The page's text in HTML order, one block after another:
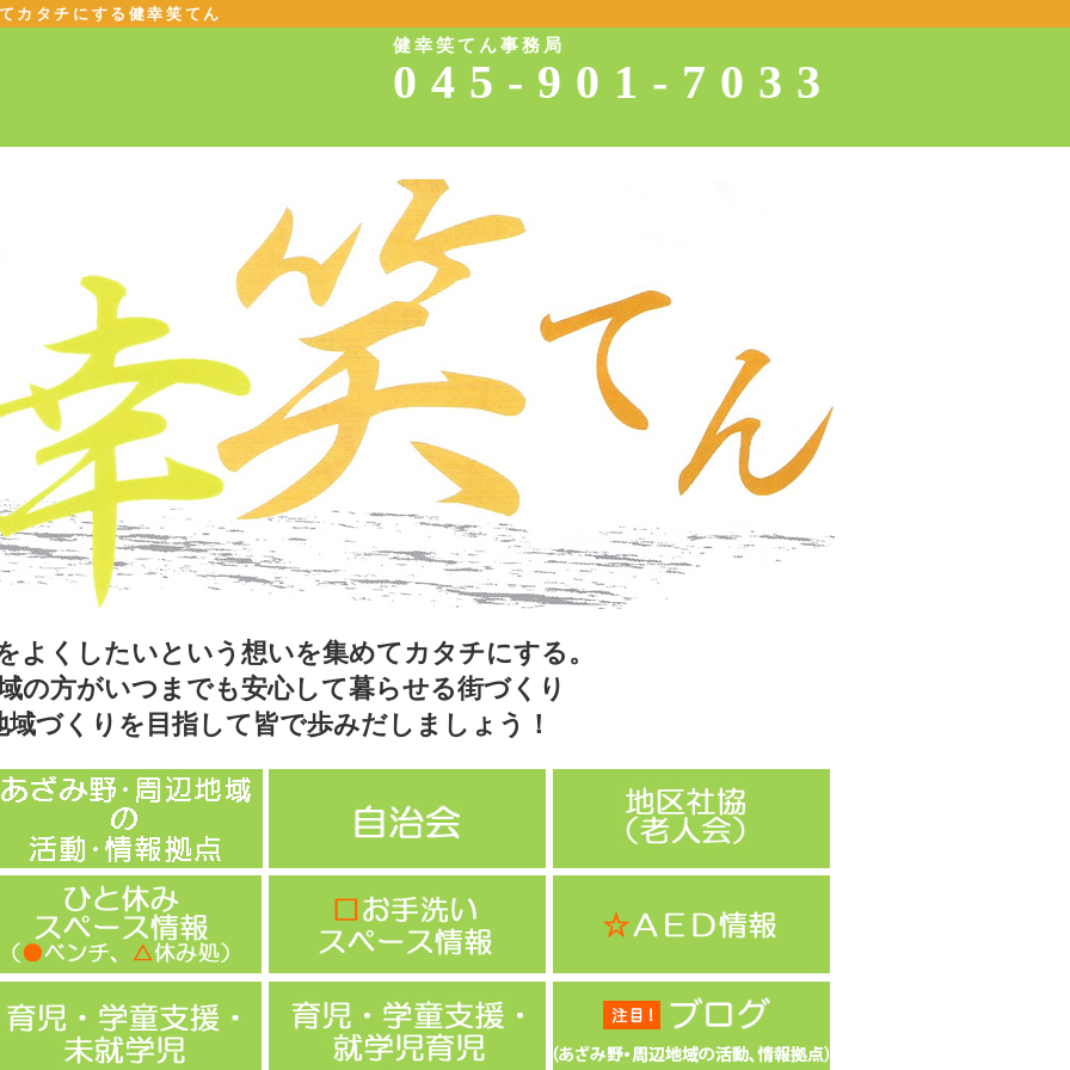
カタチにする健幸笑てん
健幸笑てん事務局
045-901-7033
よくしたいという想いを集めてカタチにする。
の方がいつまでも安心して暮らせる街づくり
域づくりを目指して皆で歩みだしましょう！